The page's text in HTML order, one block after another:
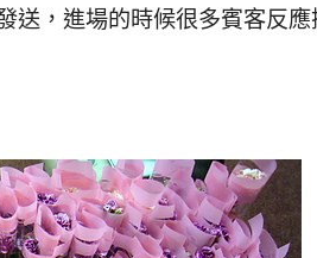
送，進場的時候很多賓客反